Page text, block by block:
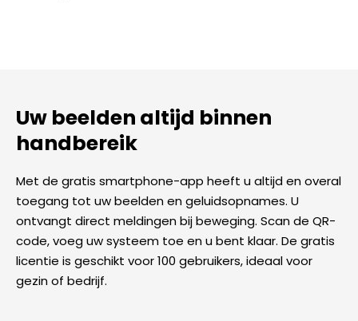
Uw beelden altijd binnen
handbereik
Met de gratis smartphone-app heeft u altijd en overal
toegang tot uw beelden en geluidsopnames. U
ontvangt direct meldingen bij beweging. Scan de QR-
code, voeg uw systeem toe en u bent klaar. De gratis
licentie is geschikt voor 100 gebruikers, ideaal voor
gezin of bedrijf.